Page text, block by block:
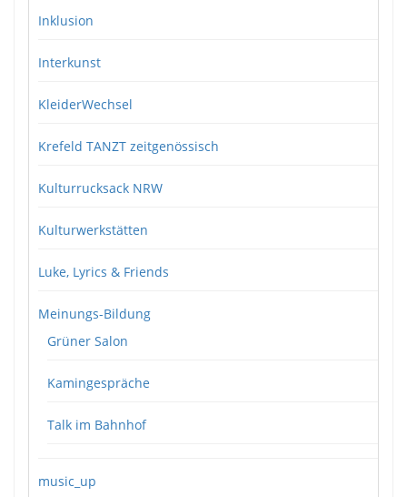
Inklusion
Interkunst
KleiderWechsel
Krefeld TANZT zeitgenössisch
Kulturrucksack NRW
Kulturwerkstätten
Luke, Lyrics & Friends
Meinungs-Bildung
Grüner Salon
Kamingespräche
Talk im Bahnhof
music_up